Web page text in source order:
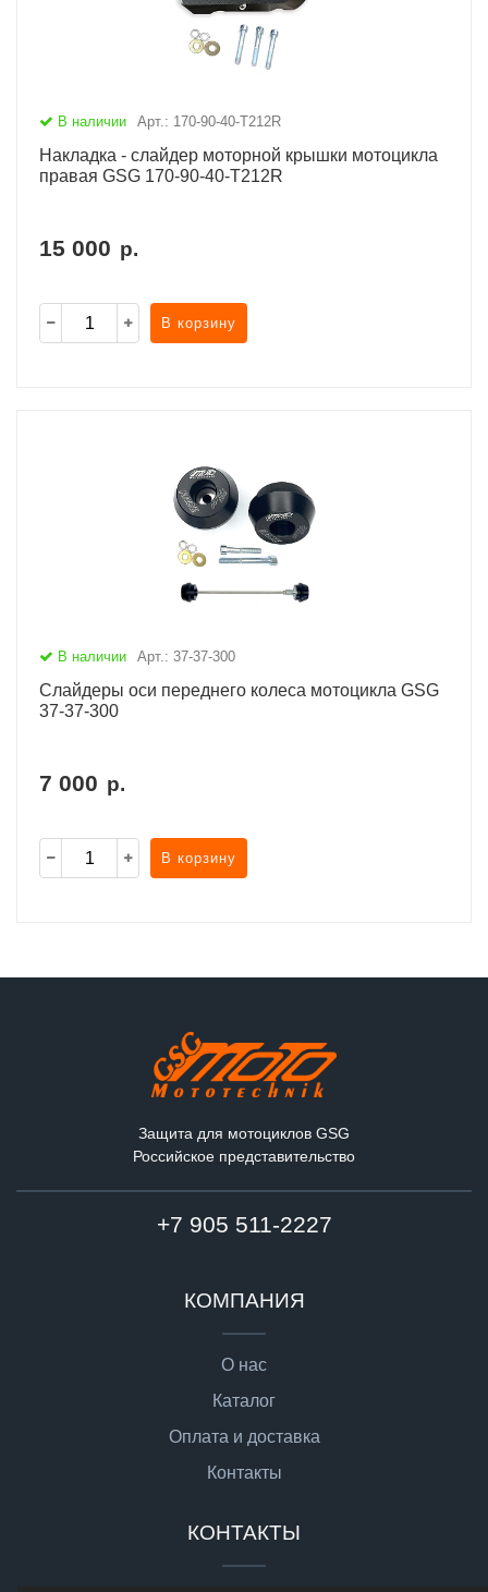
В наличии Арт.: 170-90-40-T212R
Накладка - слайдер моторной крышки мотоцикла
правая GSG 170-90-40-T212R
15 000 р.
В корзину
В наличии Арт.: 37-37-300
Слайдеры оси переднего колеса мотоцикла GSG
37-37-300
7 000 р.
В корзину
Защита для мотоциклов GSG
Российское представительство
+7 905 511-2227
КОМПАНИЯ
О нас
Каталог
Оплата и доставка
Контакты
КОНТАКТЫ